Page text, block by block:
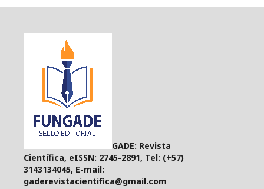
GADE: Revista
Científica, eISSN: 2745-2891, Tel: (+57)
3143134045, E-mail:
gaderevistacientifica@gmail.com